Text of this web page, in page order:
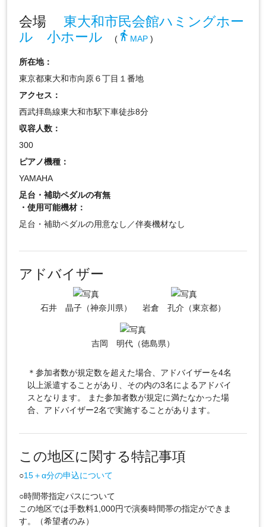
会場 東大和市民会館ハミングホー
ル 小ホール
(directions_walk MAP)
所在地：
東京都東大和市向原６丁目１番地
アクセス：
西武拝島線東大和市駅下車徒歩8分
収容人数：
300
ピアノ機種：
YAMAHA
足台・補助ペダルの有無
・使用可能機材：
足台・補助ペダルの用意なし／伴奏機材なし
アドバイザー
石井 晶子（神奈川県） 岩倉 孔介（東京都）
吉岡 明代（徳島県）
＊参加者数が規定数を超えた場合、アドバイザーを4名
以上派遣することがあり、その内の3名によるアドバイ
スとなります。 また参加者数が規定に満たなかった場
合、アドバイザー2名で実施することがあります。
この地区に関する特記事項
○15＋α分の申込について
○時間帯指定パスについて
この地区では手数料1,000円で演奏時間帯の指定ができま
す。（希望者のみ）